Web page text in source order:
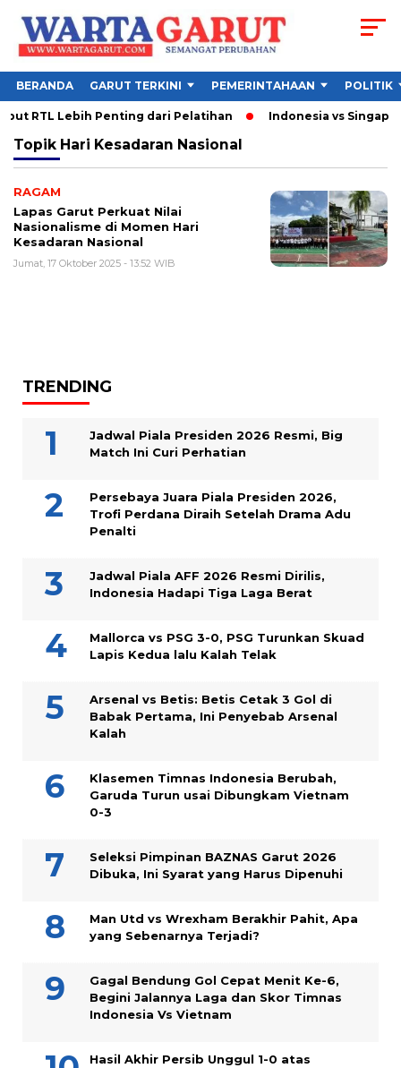
BERANDA GARUT TERKINI PEMERINTAHAAN POLITIK
RTL Lebih Penting dari Pelatihan Indonesia vs
Topik Hari Kesadaran Nasional
RAGAM
Lapas Garut Perkuat Nilai
Nasionalisme di Momen Hari
Kesadaran Nasional
Jumat, 17 Oktober 2025 - 13:52 WIB
TRENDING
Jadwal Piala Presiden 2026 Resmi, Big
Match Ini Curi Perhatian
Persebaya Juara Piala Presiden 2026,
Trofi Perdana Diraih Setelah Drama Adu
Penalti
Jadwal Piala AFF 2026 Resmi Dirilis,
Indonesia Hadapi Tiga Laga Berat
Mallorca vs PSG 3-0, PSG Turunkan Skuad
Lapis Kedua lalu Kalah Telak
Arsenal vs Betis: Betis Cetak 3 Gol di
Babak Pertama, Ini Penyebab Arsenal
Kalah
Klasemen Timnas Indonesia Berubah,
Garuda Turun usai Dibungkam Vietnam
0-3
Seleksi Pimpinan BAZNAS Garut 2026
Dibuka, Ini Syarat yang Harus Dipenuhi
Man Utd vs Wrexham Berakhir Pahit, Apa
yang Sebenarnya Terjadi?
Gagal Bendung Gol Cepat Menit Ke-6,
Begini Jalannya Laga dan Skor Timnas
Indonesia Vs Vietnam
Hasil Akhir Persib Unggul 1-0 atas